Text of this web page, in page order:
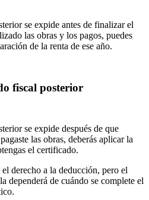
se expide antes de finalizar el
las obras y los pagos, puedes
de la renta de ese año.
fiscal posterior
se expide después de que
las obras, deberás aplicar la
el certificado.
derecho a la deducción, pero el
dependerá de cuándo se complete el